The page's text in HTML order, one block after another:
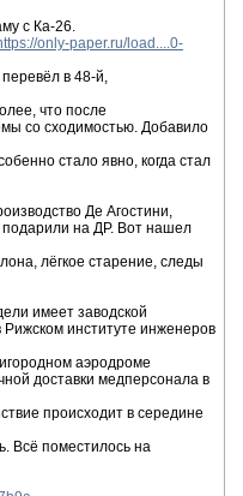
с Ка-26.
only-paper.ru/load....0-
перевёл в 48-й,
что после
со сходимостью. Добавило
стало явно, когда стал
Де Агостини,
подарили на ДР. Вот нашел
лёгкое старение, следы
имеет заводской
институте инженеров
аэродроме
доставки медперсонала в
происходит в середине
Всё поместилось на